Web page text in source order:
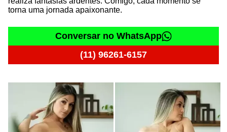
torna uma jornada apaixonante.
Conversar no WhatsApp
(11) 96261-6157